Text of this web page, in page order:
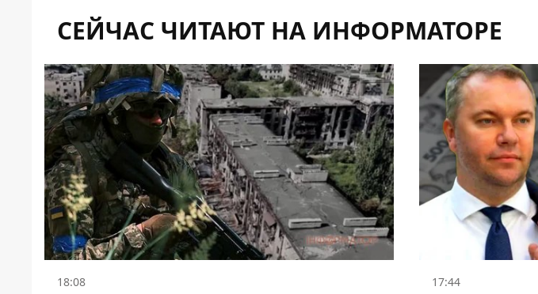
СЕЙЧАС ЧИТАЮТ НА ИНФОРМАТОРЕ
18:08 17:44